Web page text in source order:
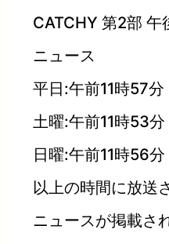
CATCHY 第2部 午
ニュース
平日:午前11時57分
土曜:午前11時53
日曜:午前11時56分
以上の時間に放送
ニュースが掲載され